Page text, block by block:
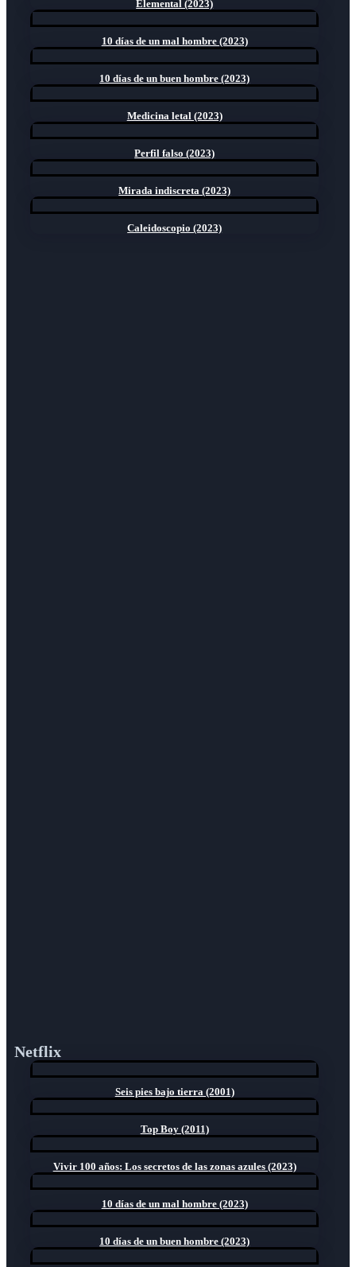
Elemental (2023)
10 días de un mal hombre (2023)
10 días de un buen hombre (2023)
Medicina letal (2023)
Perfil falso (2023)
Mirada indiscreta (2023)
Caleidoscopio (2023)
Netflix
Seis pies bajo tierra (2001)
Top Boy (2011)
Vivir 100 años: Los secretos de las zonas azules (2023)
10 días de un mal hombre (2023)
10 días de un buen hombre (2023)